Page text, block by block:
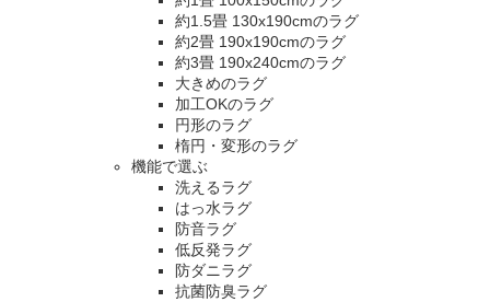
約1.5畳 130x190cmのラグ
約2畳 190x190cmのラグ
約3畳 190x240cmのラグ
大きめのラグ
加工OKのラグ
円形のラグ
楕円・変形のラグ
機能で選ぶ
洗えるラグ
はっ水ラグ
防音ラグ
低反発ラグ
防ダニラグ
抗菌防臭ラグ